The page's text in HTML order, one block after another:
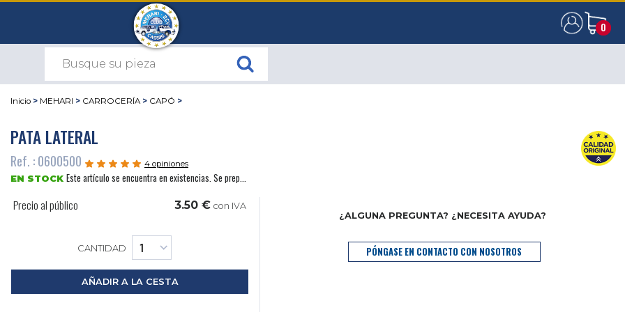
0
0
Inicio > MEHARI > CARROCERÍA > CAPÓ >
PATA LATERAL
Ref. : 0600500 4 opiniones
EN STOCK Este artículo se encuentra en existencias. Se prep...
Precio al público 3.50 € con IVA
CANTIDAD
AÑADIR A LA CESTA
¿ALGUNA PREGUNTA? ¿NECESITA AYUDA?
PÓNGASE EN CONTACTO CON NOSOTROS